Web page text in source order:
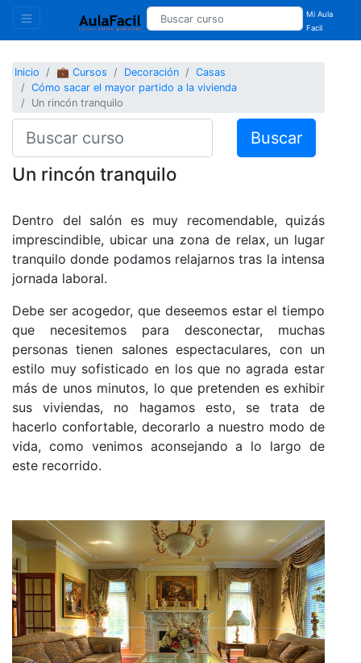
Mi Aula
Facil
Inicio 💼 Cursos Decoración
Casas
Cómo sacar el mayor partido a la vivienda
Un rincón tranquilo
Buscar
Un rincón tranquilo
Dentro del salón es muy recomendable, quizás
imprescindible, ubicar una zona de relax, un lugar
tranquilo donde podamos relajarnos tras la intensa
jornada laboral.
Debe ser acogedor, que deseemos estar el tiempo
que necesitemos para desconectar, muchas
personas tienen salones espectaculares, con un
estilo muy sofisticado en los que no agrada estar
más de unos minutos, lo que pretenden es exhibir
sus viviendas, no hagamos esto, se trata de
hacerlo confortable, decorarlo a nuestro modo de
vida, como venimos aconsejando a lo largo de
este recorrido.